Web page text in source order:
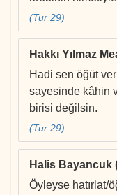
(Tur 29)
Hakkı Yılmaz
Hadi sen öğüt
sayesinde kâhin
birisi değilsin.
(Tur 29)
Halis Bayancuk
Öyleyse hatırlat/